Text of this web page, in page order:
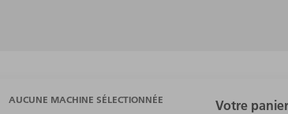
AUCUNE MACHINE SÉLECTIONNÉE